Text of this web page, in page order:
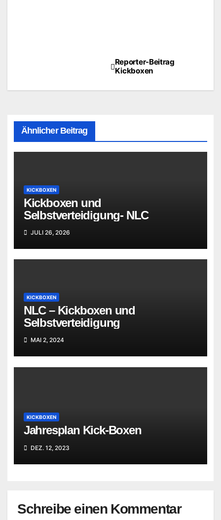
Beitragsnavigation
Reporter-Beitrag
Kickboxen
Ähnlicher Beitrag
KICKBOXEN
Kickboxen und
Selbstverteidigung- NLC
JULI 26, 2026
KICKBOXEN
NLC – Kickboxen und
Selbstverteidigung
MAI 2, 2024
KICKBOXEN
Jahresplan Kick-Boxen
DEZ. 12, 2023
Schreibe einen Kommentar